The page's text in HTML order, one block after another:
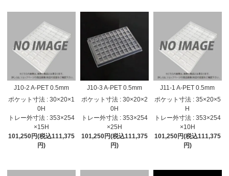
J10-2 A-PET 0.5mm
ポケット寸法 : 30×20×1
0H
トレー外寸法 : 353×254
×15H
101,250円(税込111,375
円)
J10-3 A-PET 0.5mm
ポケット寸法 : 30×20×2
0H
トレー外寸法 : 353×254
×25H
101,250円(税込111,375
円)
J11-1 A-PET 0.5mm
ポケット寸法 : 35×20×5
H
トレー外寸法 : 353×254
×10H
101,250円(税込111,375
円)